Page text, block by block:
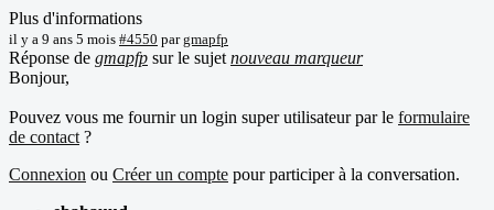
Plus d'informations
il y a 9 ans 5 mois #4550 pargmapfp
Réponse de gmapfp sur le sujet nouveau marqueur
Bonjour,
Pouvez vous me fournir un login super utilisateur par le formulaire
de contact ?
Connexion ou Créer un compte pour participer à la conversation.